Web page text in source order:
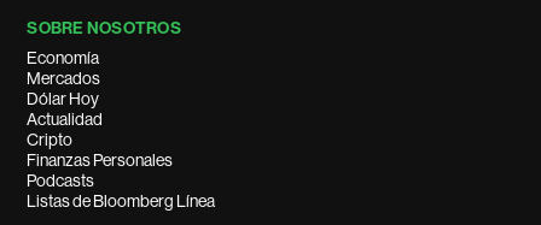
SOBRE NOSOTROS
Economía
Mercados
Dólar Hoy
Actualidad
Cripto
Finanzas Personales
Podcasts
Listas de Bloomberg Línea